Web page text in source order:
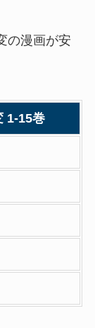
の漫画が安
1-15巻